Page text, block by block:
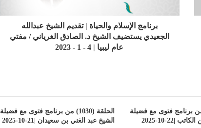
برنامج الإسلام والحياة | تقديم الشيخ عبدالله
الجعيدي يستضيف الشيخ د. الصادق الغرياني / مفتي
عام ليبيا | 4 - 1 - 2023
(1031) من برنامج فتوى مع فضيلة
|22-10-2025
الحلقة (1030) من برنامج فتوى مع فضيلة
الشيخ عبد الغني بن سعيدان |21-10-2025